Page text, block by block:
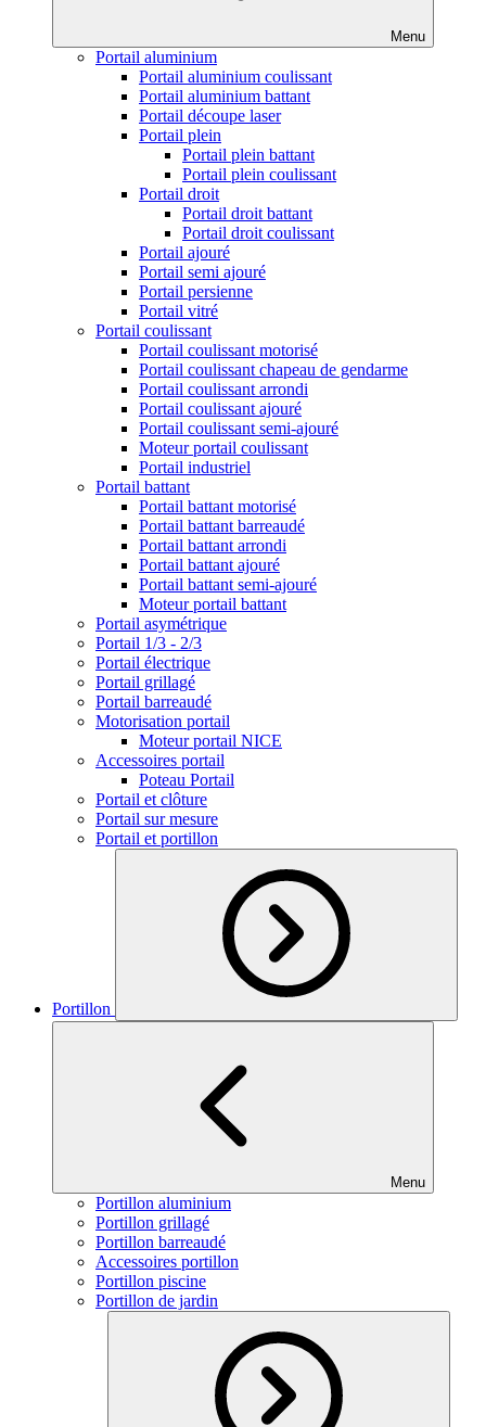
Menu
Portail aluminium
Portail aluminium coulissant
Portail aluminium battant
Portail découpe laser
Portail plein
Portail plein battant
Portail plein coulissant
Portail droit
Portail droit battant
Portail droit coulissant
Portail ajouré
Portail semi ajouré
Portail persienne
Portail vitré
Portail coulissant
Portail coulissant motorisé
Portail coulissant chapeau de gendarme
Portail coulissant arrondi
Portail coulissant ajouré
Portail coulissant semi-ajouré
Moteur portail coulissant
Portail industriel
Portail battant
Portail battant motorisé
Portail battant barreaudé
Portail battant arrondi
Portail battant ajouré
Portail battant semi-ajouré
Moteur portail battant
Portail asymétrique
Portail 1/3 - 2/3
Portail électrique
Portail grillagé
Portail barreaudé
Motorisation portail
Moteur portail NICE
Accessoires portail
Poteau Portail
Portail et clôture
Portail sur mesure
Portail et portillon
Portillon
Menu
Portillon aluminium
Portillon grillagé
Portillon barreaudé
Accessoires portillon
Portillon piscine
Portillon de jardin